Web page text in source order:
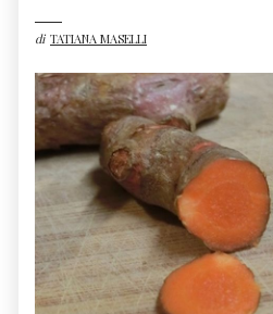
di TATIANA MASELLI